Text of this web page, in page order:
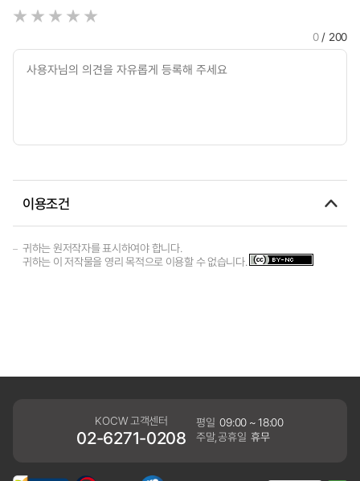
0/ 200
이용조건
귀하는 원저작자를 표시하여야 합니다.
귀하는 이 저작물을 영리 목적으로 이용할 수 없습니다.
KOCW 고객센터
02-6271-0208
평일 09:00 ~ 18:00
주말,공휴일 휴무